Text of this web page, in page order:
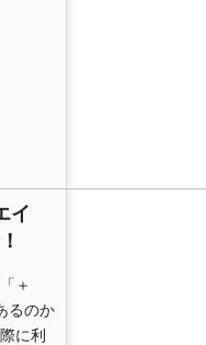
イ
＋
るのか
に利